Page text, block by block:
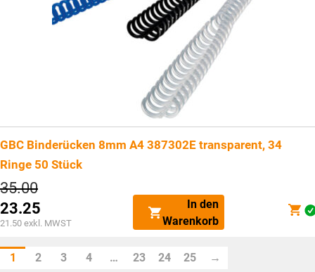
GBC Binderücken 8mm A4 387302E transparent, 34
Ringe 50 Stück
35.00Ursprünglicher
Preis
war:
CHF35.00
23.25
Aktueller
ist:
CHF23.25.
21.50 exkl. MWST
In den
Warenkorb
1 2 3 4 … 23 24 25 →